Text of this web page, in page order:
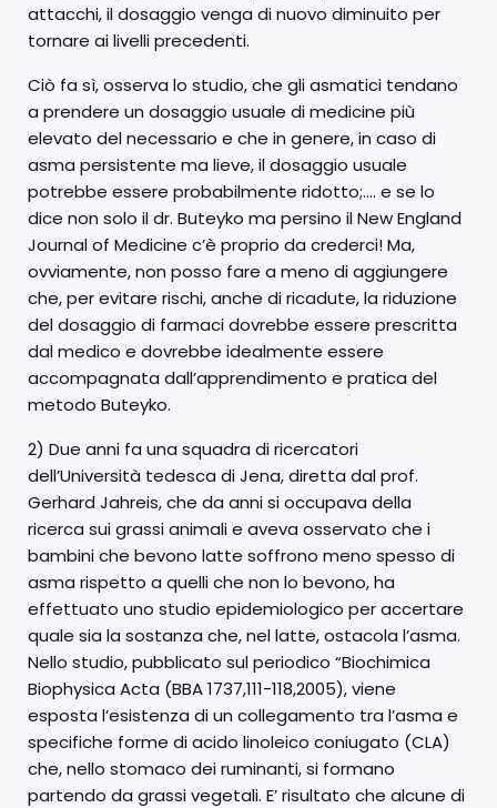
attacchi, il dosaggio venga di nuovo diminuito per
tornare ai livelli precedenti.
Ciò fa sì, osserva lo studio, che gli asmatici tendano
a prendere un dosaggio usuale di medicine più
elevato del necessario e che in genere, in caso di
asma persistente ma lieve, il dosaggio usuale
potrebbe essere probabilmente ridotto;…. e se lo
dice non solo il dr. Buteyko ma persino il New England
Journal of Medicine c’è proprio da crederci! Ma,
ovviamente, non posso fare a meno di aggiungere
che, per evitare rischi, anche di ricadute, la riduzione
del dosaggio di farmaci dovrebbe essere prescritta
dal medico e dovrebbe idealmente essere
accompagnata dall’apprendimento e pratica del
metodo Buteyko.
2) Due anni fa una squadra di ricercatori
dell’Università tedesca di Jena, diretta dal prof.
Gerhard Jahreis, che da anni si occupava della
ricerca sui grassi animali e aveva osservato che i
bambini che bevono latte soffrono meno spesso di
asma rispetto a quelli che non lo bevono, ha
effettuato uno studio epidemiologico per accertare
quale sia la sostanza che, nel latte, ostacola l’asma.
Nello studio, pubblicato sul periodico “Biochimica
Biophysica Acta (BBA 1737,111-118,2005), viene
esposta l’esistenza di un collegamento tra l’asma e
specifiche forme di acido linoleico coniugato (CLA)
che, nello stomaco dei ruminanti, si formano
partendo da grassi vegetali. E’ risultato che alcune di